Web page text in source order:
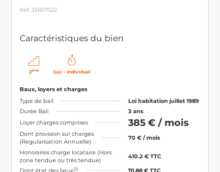
Réf. 331617522
Caractéristiques du bien
3ème Gaz - Individuel
Baux, loyers et charges
Type de bail
Loi habitation juillet 1989
Durée Bail
3 ans
Loyer charges comprises
385 € / mois
Dont provision sur charges
(Regularisation Annuelle)
70 € / mois
Honoraires charge locataire (Hors
zone tendue ou très tendue)
410.2 € TTC
Dont état des lieux(2)
111.88 € TTC